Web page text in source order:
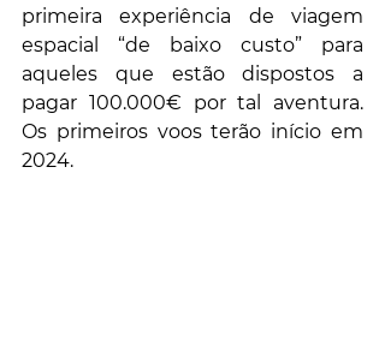
primeira experiência de viagem
espacial “de baixo custo” para
aqueles que estão dispostos a
pagar 100.000€ por tal aventura.
Os primeiros voos terão início em
2024.